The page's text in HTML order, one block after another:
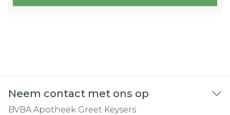
Neem contact met ons op
BVBA Apotheek Greet Keysers